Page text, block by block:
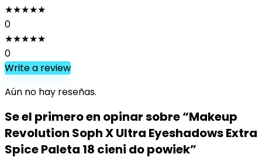
★★★★★
0
★★★★★
0
Write a review
Aún no hay reseñas.
Se el primero en opinar sobre “Makeup
Revolution Soph X Ultra Eyeshadows Extra
Spice Paleta 18 cieni do powiek”